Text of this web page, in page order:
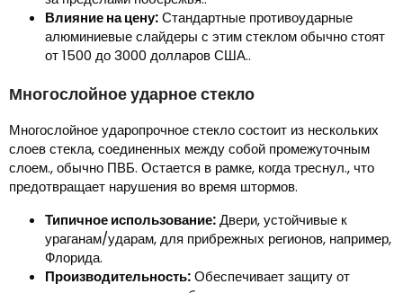
Влияние на цену:Стандартные противоударные
алюминиевые слайдеры с этим стеклом обычно стоят
от 1500 до 3000 долларов США..
Многослойное ударное стекло
Многослойное ударопрочное стекло состоит из нескольких
слоев стекла, соединенных между собой промежуточным
слоем., обычно ПВБ. Остается в рамке, когда треснул., что
предотвращает нарушения во время штормов.
Типичное использование:Двери, устойчивые к
ураганам/ударам, для прибрежных регионов, например,
Флорида.
Производительность:Обеспечивает защиту от